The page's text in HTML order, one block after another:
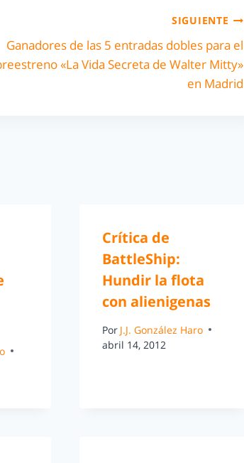
SIGUIENTE
Ganadores de las 5 entradas dobles para el
«La Vida Secreta de Walter Mitty»
en Madrid
Crítica de
BattleShip:
Hundir la flota
con alienigenas
Por J.J. González Haro
abril 14, 2012